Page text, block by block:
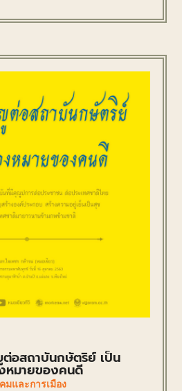
อสถาบันกษัตริย์ เป็น
หมายของคนดี
มและการเมือง